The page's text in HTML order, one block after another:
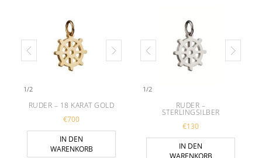
1/2
RUDER – 18 KARAT GOLD
€700
IN DEN
WARENKORB
1/2
RUDER –
STERLINGSILBER
€130
IN DEN
WARENKORB